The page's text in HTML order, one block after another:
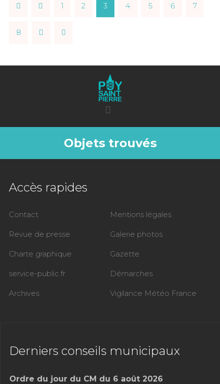
1 2 3 4 5 6 7
8
Objets trouvés
Accès rapides
Contact Mentions légales
Revue de presse Galerie photos
Charte graphique Gazette
service-public.fr Démarches
Archives Vigilance Météo France
Derniers conseils municipaux
Ordre du jour du CM du 6 août 2026